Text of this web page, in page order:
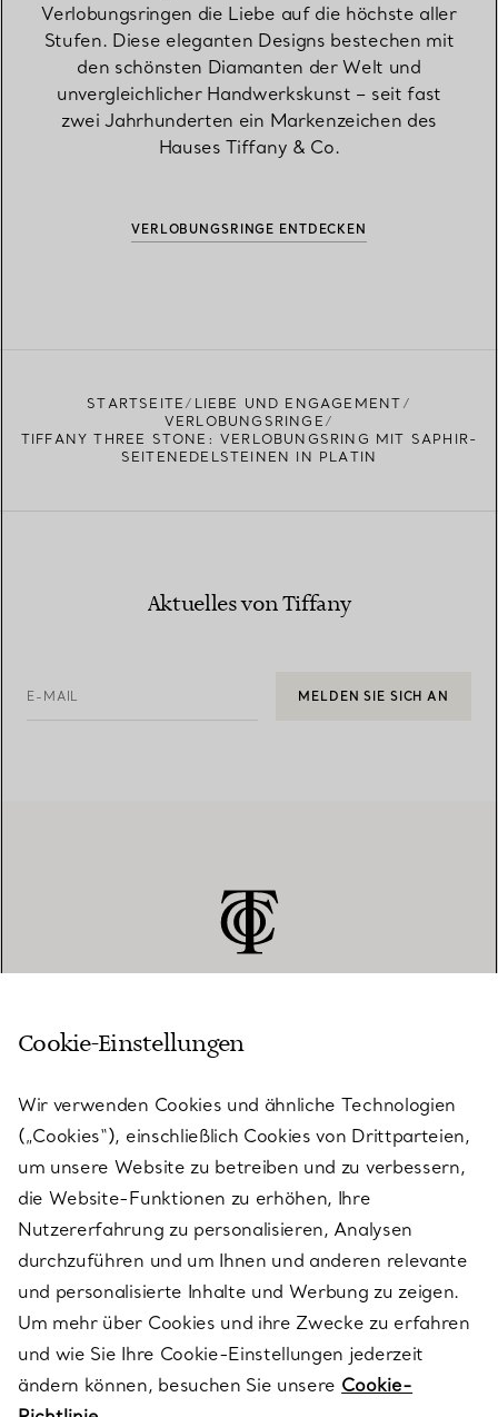
Verlobungsringen die Liebe auf die höchste aller
Stufen. Diese eleganten Designs bestechen mit
den schönsten Diamanten der Welt und
unvergleichlicher Handwerkskunst – seit fast
zwei Jahrhunderten ein Markenzeichen des
Hauses Tiffany & Co.
VERLOBUNGSRINGE ENTDECKEN
STARTSEITE
LIEBE UND ENGAGEMENT
VERLOBUNGSRINGE
TIFFANY THREE STONE: VERLOBUNGSRING MIT SAPHIR-
SEITENEDELSTEINEN IN PLATIN
Aktuelles von Tiffany
E-MAIL MELDEN SIE SICH AN
KUNDENSERVICE
SERVICES
ÜBER TIFFANY & CO.
RECHTLICHE HINWEISE
Cookie-Einstellungen
Wir verwenden Cookies und ähnliche Technologien
(„Cookies“), einschließlich Cookies von Drittparteien,
um unsere Website zu betreiben und zu verbessern,
die Website-Funktionen zu erhöhen, Ihre
Nutzererfahrung zu personalisieren, Analysen
durchzuführen und um Ihnen und anderen relevante
und personalisierte Inhalte und Werbung zu zeigen.
Um mehr über Cookies und ihre Zwecke zu erfahren
und wie Sie Ihre Cookie-Einstellungen jederzeit
ändern können, besuchen Sie unsere Cookie-